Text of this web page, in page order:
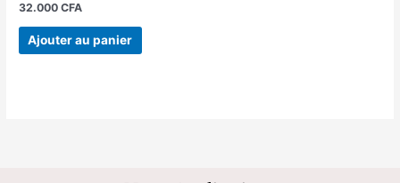
32.000CFA
Ajouter au panier